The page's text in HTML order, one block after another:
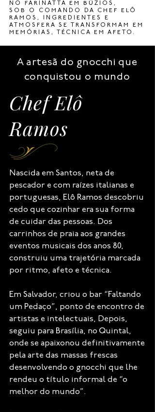
NO FARINATTA EM BÚZIOS,
SOB O COMANDO DA CHEF ELÔ
RAMOS, INGREDIENTES E
ATMOSFERA SE TRANSFORMAM EM
MEMÓRIAS, TÉCNICA EM AFETO.
A artesã do gnocchi que
conquistou o mundo
Chef Elô
Ramos
Nascida em Santos, neta de
pescador e com raízes italianas e
portuguesas, Elô Ramos descobriu
cedo que cozinhar era sua forma
de cuidar das pessoas. Dos
carrinhos de praia aos grandes
eventos musicais dos anos 80,
construiu uma trajetória marcada
por ritmo, afeto e técnica.
Em Salvador, criou o bar “Faltando
um Pedaço”, ponto de encontro de
artistas e intelectuais, Depois,
seguiu para Brasília, no Quintal,
onde se apaixonou definitivamente
pela arte das massas frescas
desenvolvendo o gnocchi que lhe
rendeu o título informal de “o
melhor do mundo”.